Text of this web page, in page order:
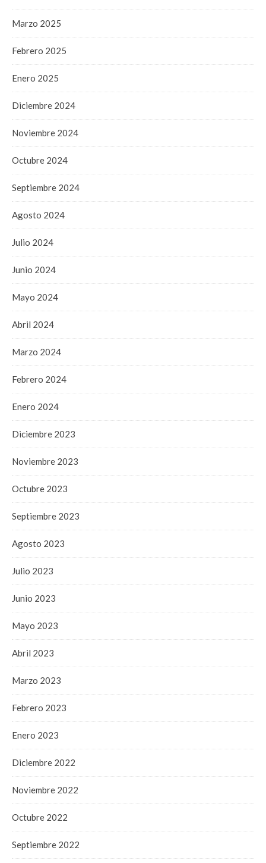
Marzo 2025
Febrero 2025
Enero 2025
Diciembre 2024
Noviembre 2024
Octubre 2024
Septiembre 2024
Agosto 2024
Julio 2024
Junio 2024
Mayo 2024
Abril 2024
Marzo 2024
Febrero 2024
Enero 2024
Diciembre 2023
Noviembre 2023
Octubre 2023
Septiembre 2023
Agosto 2023
Julio 2023
Junio 2023
Mayo 2023
Abril 2023
Marzo 2023
Febrero 2023
Enero 2023
Diciembre 2022
Noviembre 2022
Octubre 2022
Septiembre 2022